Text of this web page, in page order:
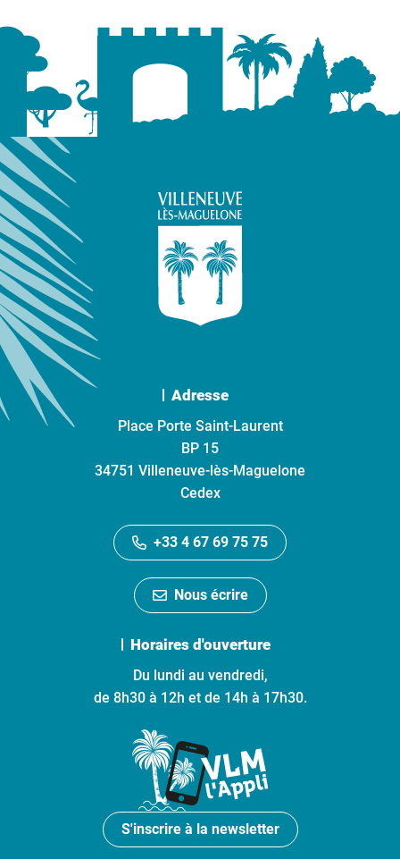
Adresse
Place Porte Saint-Laurent
BP 15
34751 Villeneuve-lès-Maguelone
Cedex
+33 4 67 69 75 75
Nous écrire
Horaires d'ouverture
Du lundi au vendredi,
de 8h30 à 12h et de 14h à 17h30.
S'inscrire à la newsletter